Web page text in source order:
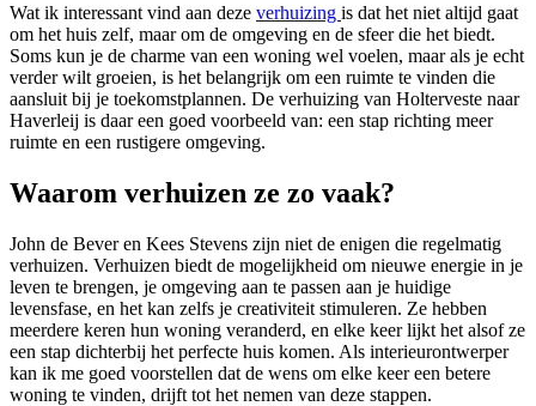
Wat ik interessant vind aan deze verhuizing is dat het niet altijd gaat
om het huis zelf, maar om de omgeving en de sfeer die het biedt.
Soms kun je de charme van een woning wel voelen, maar als je echt
verder wilt groeien, is het belangrijk om een ruimte te vinden die
aansluit bij je toekomstplannen. De verhuizing van Holterveste naar
Haverleij is daar een goed voorbeeld van: een stap richting meer
ruimte en een rustigere omgeving.
Waarom verhuizen ze zo vaak?
John de Bever en Kees Stevens zijn niet de enigen die regelmatig
verhuizen. Verhuizen biedt de mogelijkheid om nieuwe energie in je
leven te brengen, je omgeving aan te passen aan je huidige
levensfase, en het kan zelfs je creativiteit stimuleren. Ze hebben
meerdere keren hun woning veranderd, en elke keer lijkt het alsof ze
een stap dichterbij het perfecte huis komen. Als interieurontwerper
kan ik me goed voorstellen dat de wens om elke keer een betere
woning te vinden, drijft tot het nemen van deze stappen.